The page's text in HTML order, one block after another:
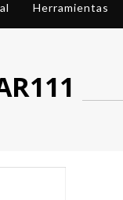
Herramientas